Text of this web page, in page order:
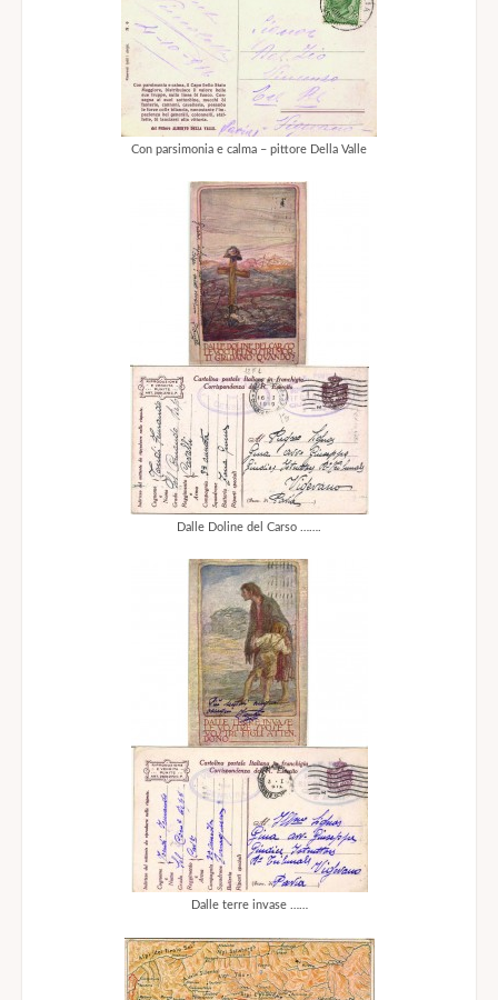
Con parsimonia e calma – pittore Della Valle
Dalle Doline del Carso …….
Dalle terre invase ……